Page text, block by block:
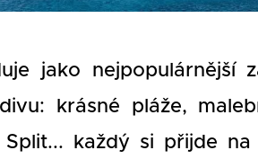
jako nejpopulárnější
krásné pláže,
každý si přijde